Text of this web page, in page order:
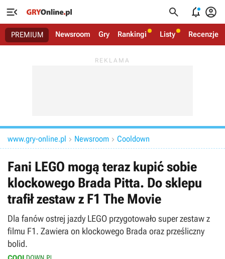
   
PREMIUM Newsroom Gry Rankingi Listy Recenzje
www.gry-online.pl  Newsroom  Cooldown
Fani LEGO mogą teraz kupić sobie
klockowego Brada Pitta. Do sklepu
trafił zestaw z F1 The Movie
Dla fanów ostrej jazdy LEGO przygotowało super zestaw z
filmu F1. Zawiera on klockowego Brada oraz prześliczny
bolid.